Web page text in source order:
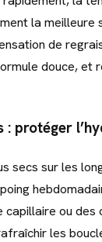
la
de
douce, et
: protéger
secs sur les
capillaire ou
les